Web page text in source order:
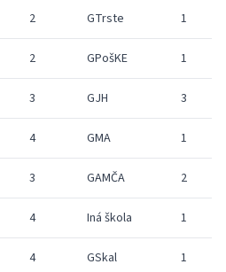
2 GTrste 1
2 GPošKE 1
3 GJH 3
4 GMA 1
3 GAMČA 2
4 Iná škola 1
4 GSkal 1